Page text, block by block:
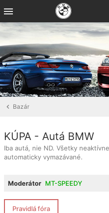
Bazár
KÚPA - Autá BMW
Iba autá, nie ND. Všetky
automaticky vymazávané.
Moderátor MT-SPEEDY
Pravidlá fóra